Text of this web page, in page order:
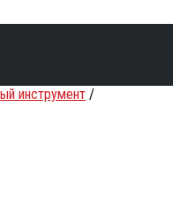
инструмент /